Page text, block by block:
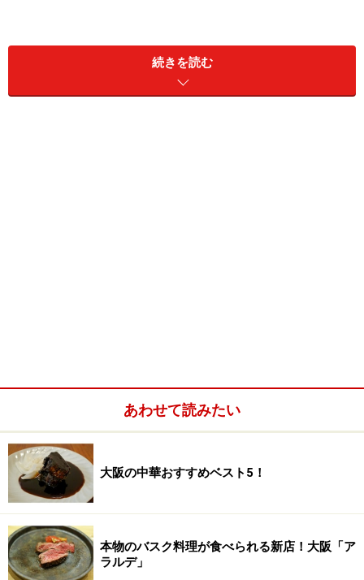
さて、今回もお花見スポットご近所ランチシリーズで
す。第１弾はホテルニューオータニ大阪の「
理 サクラ」でした。第２弾としてご紹介するのは創作
と、上品な出汁とともに爽やかな梅の香りがふわっと広
がり、「また春がやって来たんだな」と、季節を感じさ
せてくれます。
続きを読む
あわせて読みたい
大阪の中華おすすめベスト5！
本物のバスク料理が食べられる新店！大阪「ア
ラルデ」